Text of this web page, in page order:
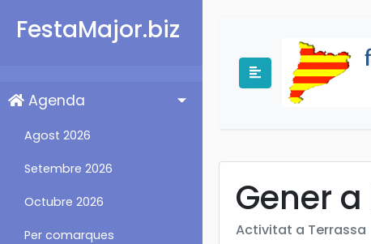
FestaMajor.biz
Agenda
Agost 2026
Setembre 2026
Octubre 2026
Per comarques
Gener
Activitat a Terrassa